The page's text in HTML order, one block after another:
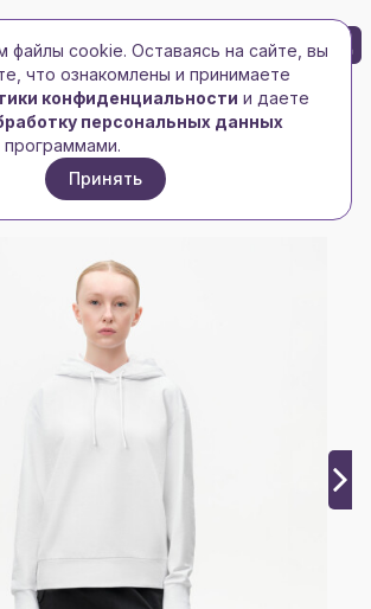
БРЕНД-ЛОГО 0
/
унисекс Алекс (Alex) белый,
файлы cookie. Оставаясь на сайте, вы
что ознакомлены и принимаете
конфиденциальности и даете
персональных данных
Принять